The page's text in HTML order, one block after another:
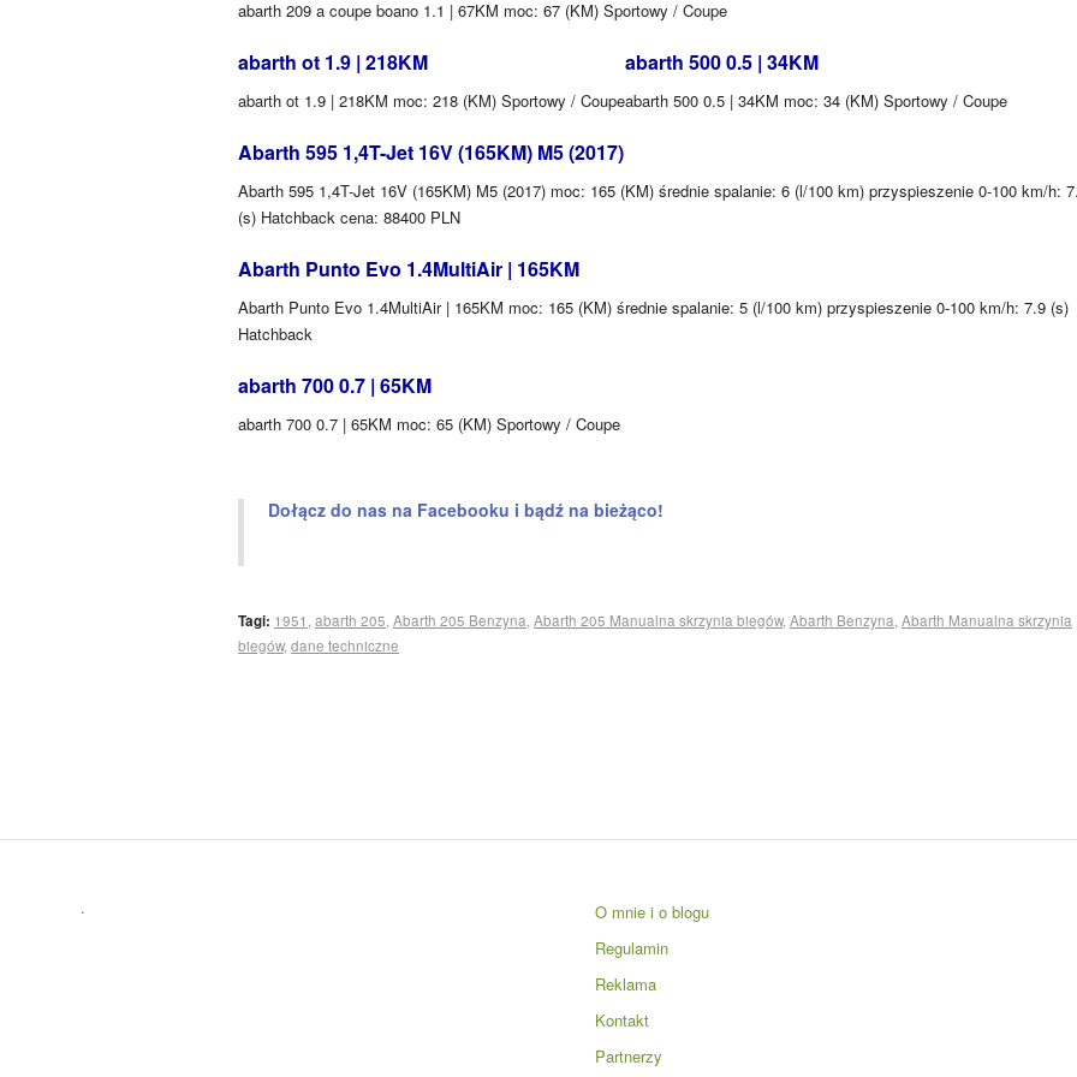
abarth 209 a coupe boano 1.1 | 67KM moc: 67 (KM) Sportowy / Coupe
abarth ot 1.9 | 218KM
abarth ot 1.9 | 218KM moc: 218 (KM) Sportowy / Coupe
abarth 500 0.5 | 34KM
abarth 500 0.5 | 34KM moc: 34 (KM) Sportowy / Coupe
Abarth 595 1,4T-Jet 16V (165KM) M5 (2017)
Abarth 595 1,4T-Jet 16V (165KM) M5 (2017) moc: 165 (KM) średnie spalanie: 6 (l/100 km) przyspieszenie 0-100 km/h:
(s) Hatchback cena: 88400 PLN
Abarth Punto Evo 1.4MultiAir | 165KM
Abarth Punto Evo 1.4MultiAir | 165KM moc: 165 (KM) średnie spalanie: 5 (l/100 km) przyspieszenie 0-100 km/h: 7.9 (s)
Hatchback
abarth 700 0.7 | 65KM
abarth 700 0.7 | 65KM moc: 65 (KM) Sportowy / Coupe
Dołącz do nas na Facebooku i bądź na bieżąco!
Tagi: 1951 ,abarth 205,Abarth 205 Benzyna,Abarth 205 Manualna skrzynia biegów,Abarth Benzyna,Abarth Manualna skrzynia
biegów,dane techniczne
.
O mnie i o blogu
Regulamin
Reklama
Kontakt
Partnerzy